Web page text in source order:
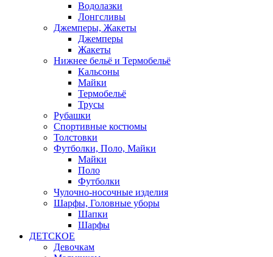
Водолазки
Лонгсливы
Джемперы, Жакеты
Джемперы
Жакеты
Нижнее бельё и Термобельё
Кальсоны
Майки
Термобельё
Трусы
Рубашки
Спортивные костюмы
Толстовки
Футболки, Поло, Майки
Майки
Поло
Футболки
Чулочно-носочные изделия
Шарфы, Головные уборы
Шапки
Шарфы
ДЕТСКОЕ
Девочкам